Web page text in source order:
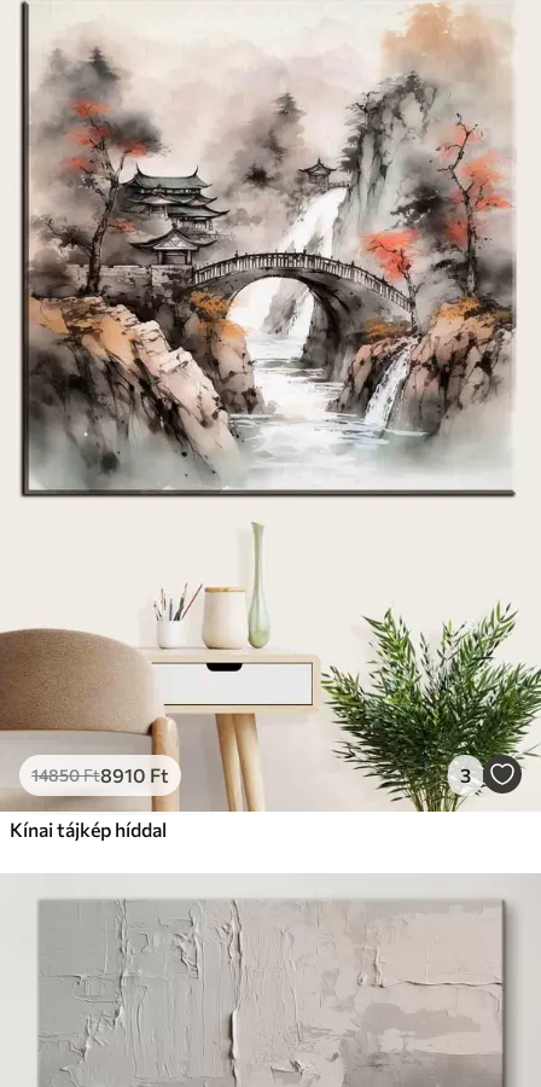
14850Ft8910 Ft 3
Kínai tájkép híddal